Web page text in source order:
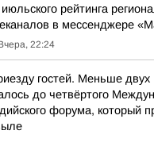
рейтинга
в мессенджере
22:24
гостей. Меньше двух
до четвёртого
форума, который